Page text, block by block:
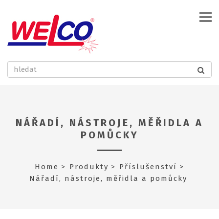
NÁŘADÍ, NÁSTROJE, MĚŘIDLA A
POMŮCKY
Home Produkty
Příslušenství
Nářadí, nástroje, měřidla a pomůcky